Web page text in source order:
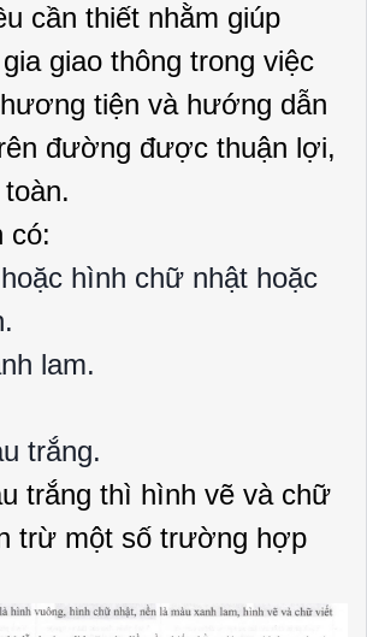
cần thiết nhằm giúp
giao thông trong việc
tiện và hướng dẫn
đường được thuận lợi,
có:
hình chữ nhật hoặc
lam.
trắng.
trắng thì hình vẽ và chữ
trừ một số trường hợp